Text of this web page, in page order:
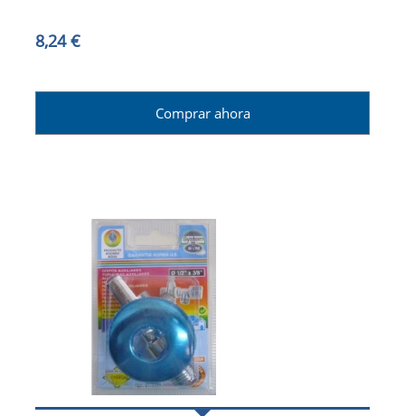
8,24 €
Comprar ahora